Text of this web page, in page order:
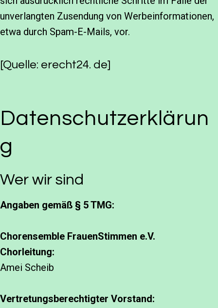
unverlangten Zusendung von Werbeinformationen,
etwa durch Spam-E-Mails, vor.
[Quelle: erecht24. de]
Datenschutzerklärun
g
Wer wir sind
Angaben gemäß § 5 TMG:
Chorensemble FrauenStimmen e.V.
Chorleitung:
Amei Scheib
Vertretungsberechtigter Vorstand: